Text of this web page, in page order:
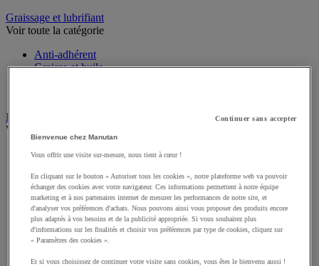
Graissage et lubrifiant
Voir toute la catégorie
Anti-adhérent
Graisse et huile
Instrument de mesure
Voir toute la catégorie
Balance industrielle
Dynamomètre
Équipement optique
Instrument de mesure de laboratoire
Mesure de distance
Mesure de la vitesse
Mesure de l'environnement
Mesure d'électricité
Continuer sans accepter
Bienvenue chez Manutan
Vous offrir une visite sur-mesure, nous tient à cœur !
En cliquant sur le bouton « Autoriser tous les cookies », notre plateforme web va pouvoir
échanger des cookies avec votre navigateur. Ces informations permettent à notre équipe
marketing et à nos partenaires internet de mesurer les performances de notre site, et
d'analyser vos préférences d'achats. Nous pouvons ainsi vous proposer des produits encore
plus adaptés à vos besoins et de la publicité appropriée. Si vous souhaitez plus
d'informations sur les finalités et choisir vos préférences par type de cookies, cliquez sur
« Paramètres des cookies ».
Et si vous choisissez de continuer votre visite sans cookies, vous êtes le bienvenu aussi !